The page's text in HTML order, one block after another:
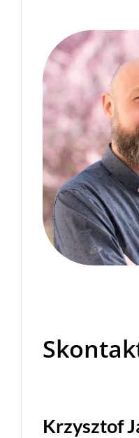
Krzysztof